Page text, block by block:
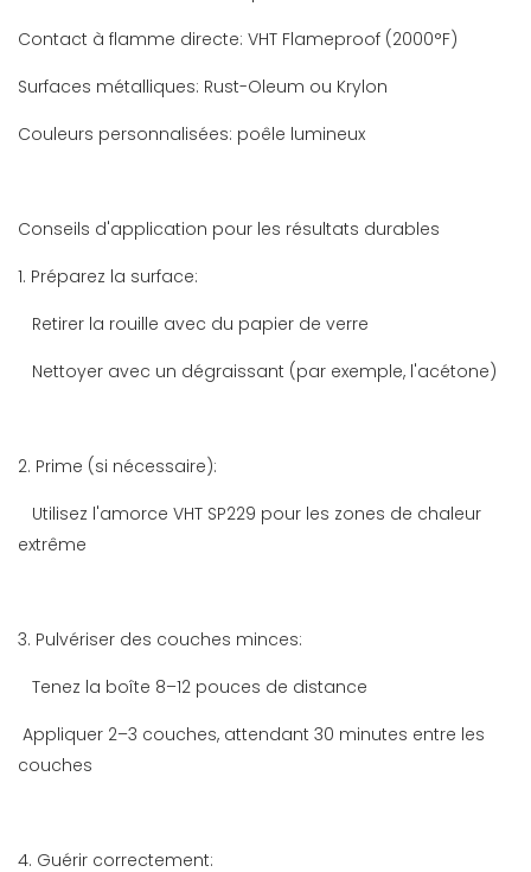
Contact à flamme directe: VHT Flameproof (2000°F)
Surfaces métalliques: Rust-Oleum ou Krylon
Couleurs personnalisées: poêle lumineux
Conseils d'application pour les résultats durables
1. Préparez la surface:
Retirer la rouille avec du papier de verre
Nettoyer avec un dégraissant (par exemple, l'acétone)
2. Prime (si nécessaire):
Utilisez l'amorce VHT SP229 pour les zones de chaleur
extrême
3. Pulvériser des couches minces:
Tenez la boîte 8–12 pouces de distance
Appliquer 2–3 couches, attendant 30 minutes entre les
couches
4. Guérir correctement: